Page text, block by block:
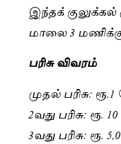
இந்தக் குலுக்கல்
மாலை 3
பரிசு விவரம்
முதல் பரிசு:
2வது பரிசு: ரூ.
3வது பரிசு: ரூ.